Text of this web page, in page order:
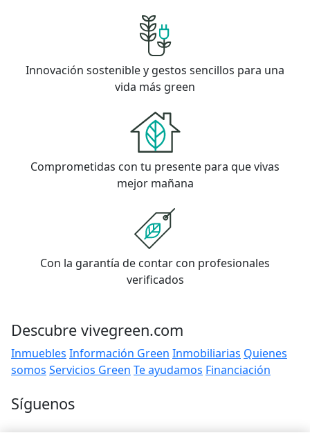
Innovación sostenible y gestos sencillos para una
vida más green
Comprometidas con tu presente para que vivas
mejor mañana
Con la garantía de contar con profesionales
verificados
Descubre vivegreen.com
Inmuebles Información Green Inmobiliarias Quienes
somos Servicios Green Te ayudamos Financiación
Síguenos